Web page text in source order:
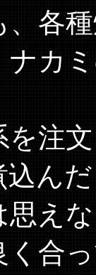
、各
ナカ
注
込ん
思え
く合